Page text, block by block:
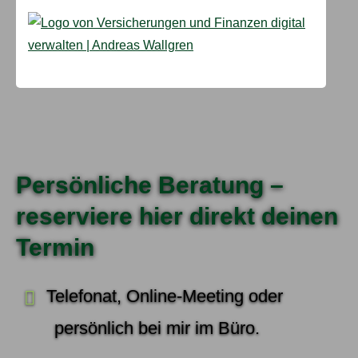
Persönliche Beratung –
reserviere hier direkt deinen
Termin
Telefonat, Online-Meeting oder
persönlich bei mir im Büro.